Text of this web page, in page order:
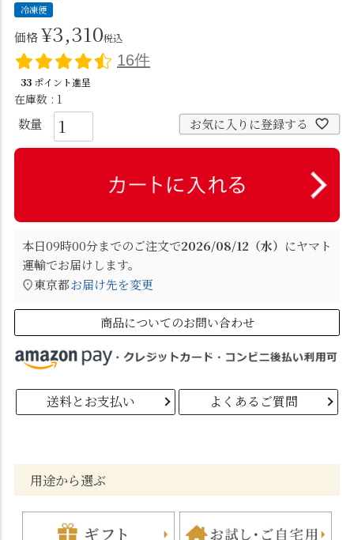
冷凍便
価格¥3,310税込
16件
33 ポイント進呈
在庫数 1
お気に入りに登録する
本日09時00分までのご注文で2026/08/12（水） にヤマト
運輸でお届けします。
東京都お届け先を変更
商品についてのお問い合わせ
送料とお支払い よくあるご質問
用途から選ぶ